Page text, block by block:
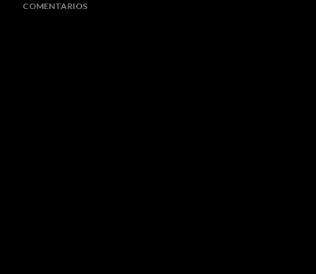
COMENTARIOS